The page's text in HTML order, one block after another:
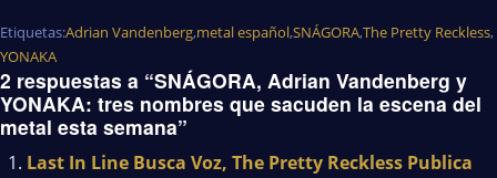
Etiquetas:Adrian Vandenberg,metal español,SNÁGORA,The Pretty Reckless,
YONAKA
2 respuestas a “SNÁGORA, Adrian Vandenberg y
YONAKA: tres nombres que sacuden la escena del
metal esta semana”
Last In Line Busca Voz, The Pretty Reckless Publica